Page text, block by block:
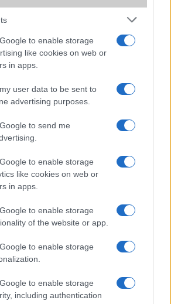
to enable storage
like cookies on web or
in apps.
user data to be sent to
advertising purposes.
to send me
to enable storage
like cookies on web or
in apps.
to enable storage
of the website or app.
to enable storage
to enable storage
including authentication
továbbra is hiányzik.
Z5 mini: 4.7 col, 720p, 13 megapixel
lesz a Red Magic 3S
Red Magic 3s!
el magát a nubia
áradat a Red Magic 8 Pro-ról
van szüksége egy teljes felöltésre a